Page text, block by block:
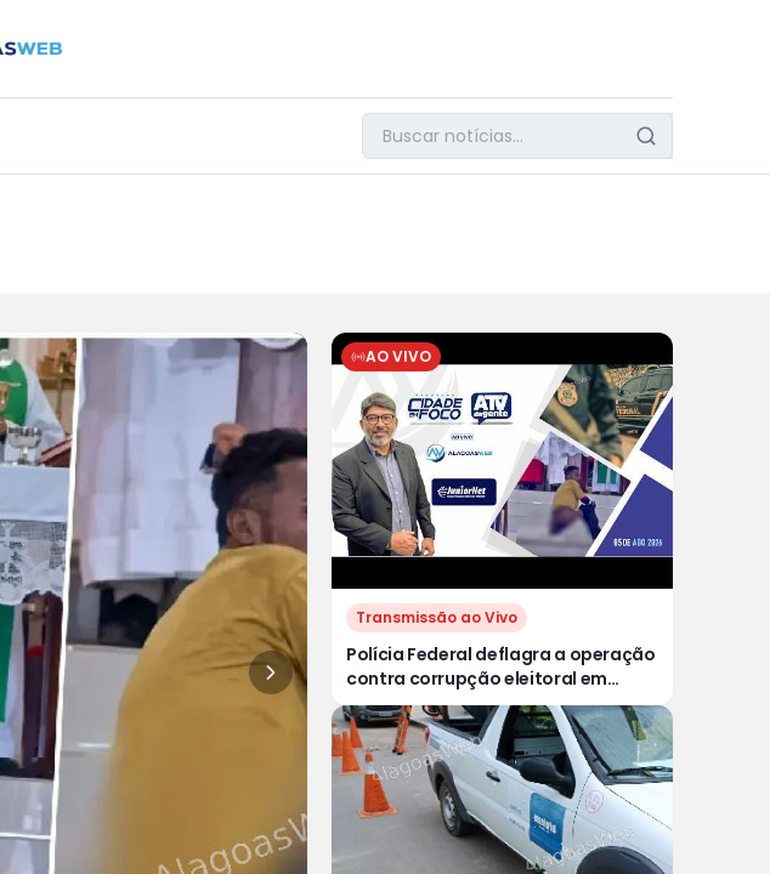
AO VIVO
Transmissão ao Vivo
Polícia Federal deflagra a operação
contra corrupção eleitoral em
Alagoas | Vídeo de homem
defecando durante missa gera
revolta e indignação nas redes
sociais